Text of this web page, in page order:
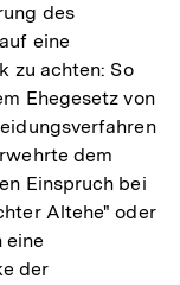
des
eine
zu achten: So
Ehegesetz von
dem
Einspruch bei
Altehe" oder
eine
der